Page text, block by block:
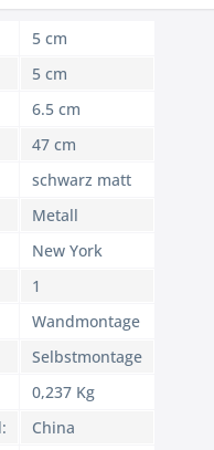
5 cm
5 cm
6.5 cm
47 cm
schwarz matt
Metall
New York
1
Wandmontage
Selbstmontage
0,237 Kg
China